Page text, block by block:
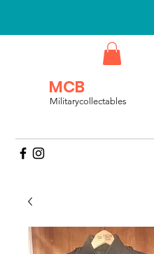
MCB
Militarycollectables